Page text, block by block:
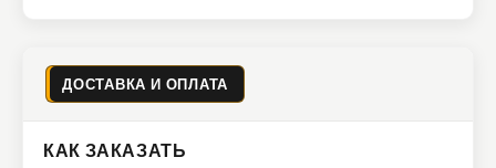
ДОСТАВКА И ОПЛАТА
КАК ЗАКАЗАТЬ